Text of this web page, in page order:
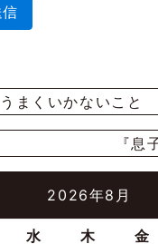
うまくいかないこと
『息
2026年8月
水 木 金